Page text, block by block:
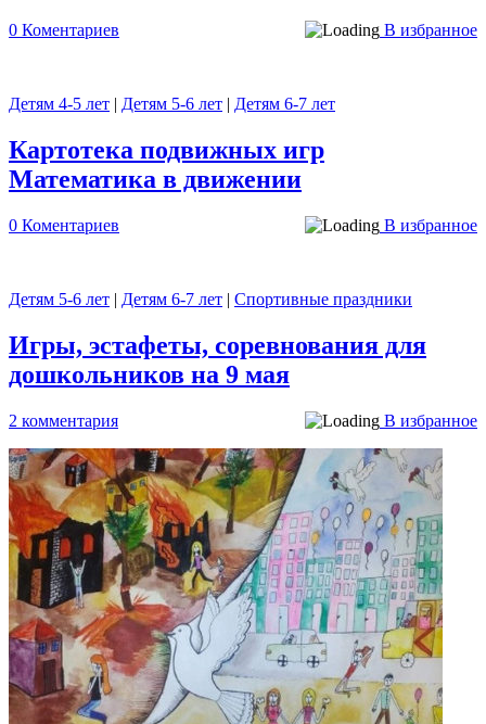
0 Коментариев В избранное
Детям 4-5 лет | Детям 5-6 лет | Детям 6-7 лет
Картотека подвижных игр
Математика в движении
0 Коментариев В избранное
Детям 5-6 лет | Детям 6-7 лет | Спортивные праздники
Игры, эстафеты, соревнования для
дошкольников на 9 мая
2 комментария В избранное